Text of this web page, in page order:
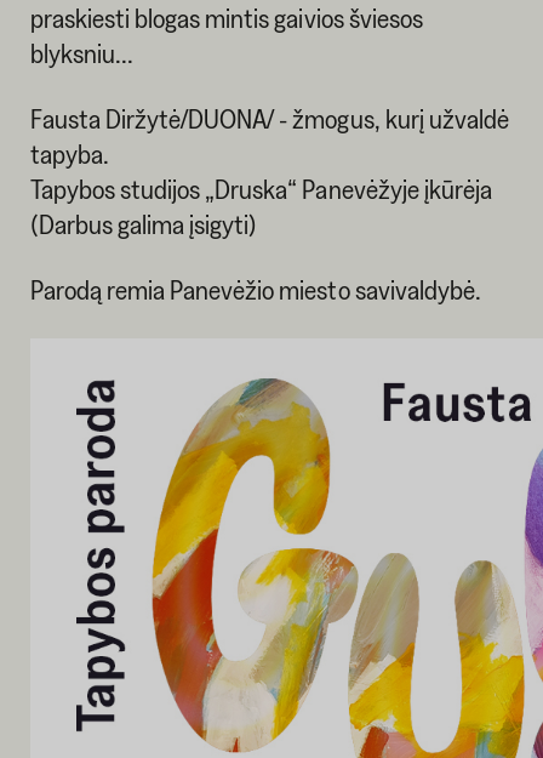
praskiesti blogas mintis gaivios šviesos
blyksniu...
Fausta Diržytė/DUONA/ - žmogus, kurį užvaldė
tapyba.
Tapybos studijos „Druska“ Panevėžyje įkūrėja
(Darbus galima įsigyti)
Parodą remia Panevėžio miesto savivaldybė.